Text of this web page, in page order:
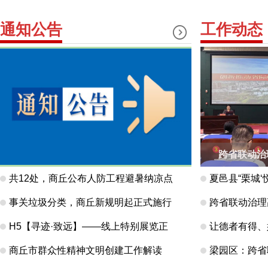
通知公告
共12处，商丘公布人防工程避暑纳凉点
事关垃圾分类，商丘新规明起正式施行
H5【寻迹·致远】——线上特别展览正
商丘市群众性精神文明创建工作解读
工作动态
跨省联动
夏邑县“栗城‘
跨省联动治
让德者有得
梁园区：跨